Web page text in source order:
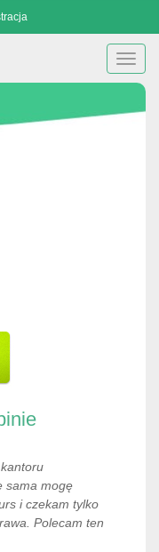
sama mogę
i czekam tylko
Polecam ten